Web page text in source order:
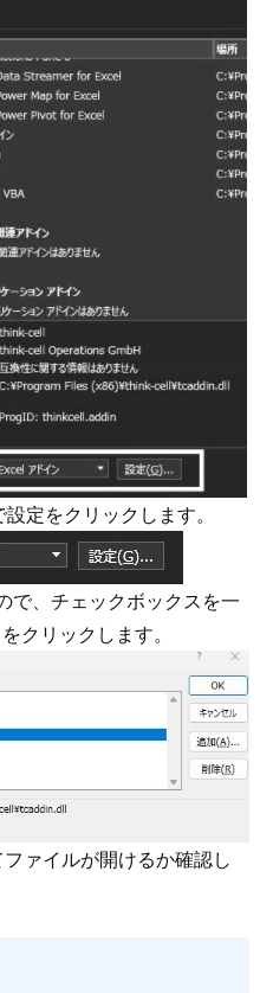
定をクリックします。
で、チェックボックスを一
クリックします。
ァイルが開けるか確認し